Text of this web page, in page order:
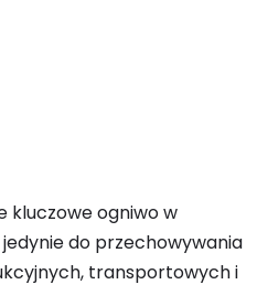
kluczowe ogniwo w
do przechowywania
transportowych i